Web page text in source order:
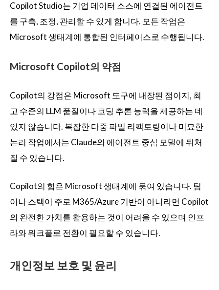
Copilot Studio는 기업 데이터 소스에 연결된 에이전트
를 구축, 조정, 관리할 수 있게 합니다. 모든 작업은
Microsoft 생태계에 통합된 인터페이스로 수행됩니다.
Microsoft Copilot의 약점
Copilot의 강점은 Microsoft 도구에 내장된 점이지, 최
고 수준의 LLM 품질이나 코딩 추론 능력을 제공하는 데
있지 않습니다. 복잡한 다중 파일 리팩토링이나 미묘한
논리 작업에서는 Claude의 에이전트 중심 모델에 뒤처
질 수 있습니다.
Copilot의 힘은 Microsoft 생태계에 묶여 있습니다. 팀
이나 스택이 주로 M365/Azure 기반이 아니라면 Copilot
의 완전한 가치를 활용하는 것이 어려울 수 있으며 인프
라와 워크플로 전환이 필요할 수 있습니다.
개인정보 보호 및 윤리